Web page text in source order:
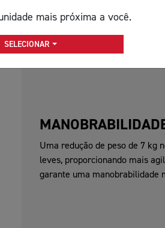
Uma redução de peso de 7 kg
leves, proporcionando mais
garante uma manobrabilidade
mais próxima a você.
SELECIONAR